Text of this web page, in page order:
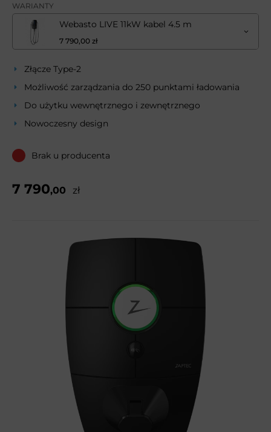
WARIANTY
Webasto LIVE 11kW kabel 4.5 m
7 790,00 zł
Złącze Type-2
Możliwość zarządzania do 250 punktami ładowania
Do użytku wewnętrznego i zewnętrznego
Nowoczesny design
Brak u producenta
7 790,00 zł